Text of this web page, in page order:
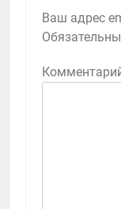
Ваш адрес